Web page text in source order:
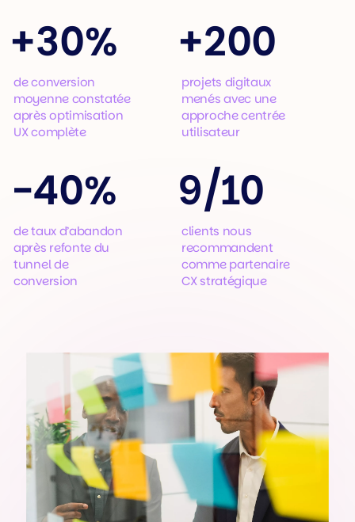
+30%
de conversion
moyenne constatée
après optimisation
UX complète
+200
projets digitaux
menés avec une
approche centrée
utilisateur
-40%
de taux d’abandon
après refonte du
tunnel de
conversion
9/10
clients nous
recommandent
comme partenaire
CX stratégique